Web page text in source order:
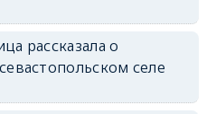
рассказала о
селе